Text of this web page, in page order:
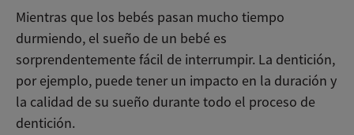
Mientras que los bebés pasan mucho tiempo
durmiendo, el sueño de un bebé es
sorprendentemente fácil de interrumpir. La dentición,
por ejemplo, puede tener un impacto en la duración y
la calidad de su sueño durante todo el proceso de
dentición.